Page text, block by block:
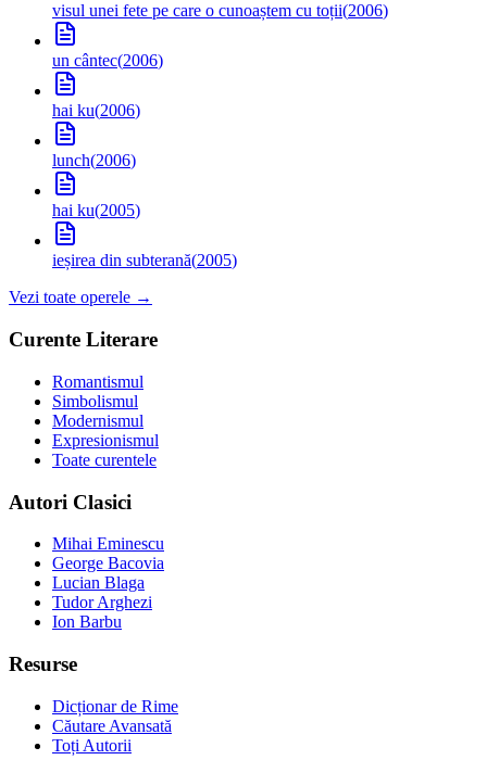
visul unei fete pe care o cunoaștem cu toții(2006)
un cântec(2006)
hai ku(2006)
lunch(2006)
hai ku(2005)
ieșirea din subterană(2005)
Vezi toate operele →
Curente Literare
Romantismul
Simbolismul
Modernismul
Expresionismul
Toate curentele
Autori Clasici
Mihai Eminescu
George Bacovia
Lucian Blaga
Tudor Arghezi
Ion Barbu
Resurse
Dicționar de Rime
Căutare Avansată
Toți Autorii